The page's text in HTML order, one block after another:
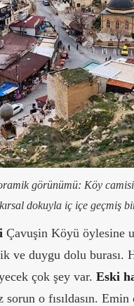
görünümü: Köy
kırsal dokuyla iç içe geçmiş
Çavuşin Köyü öylesine
ve duygu dolu burası.
çok şey var. Eski
o fısıldasın.